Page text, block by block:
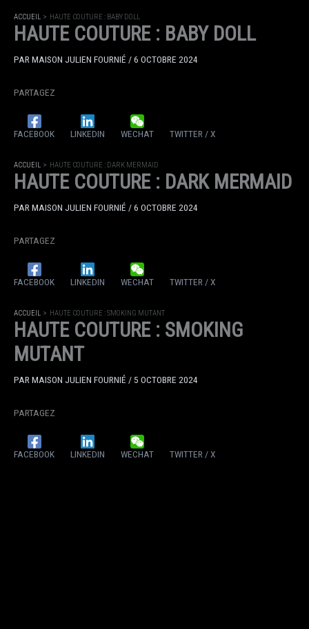
ACCUEIL HAUTE COUTURE : BABY DOLL
HAUTE COUTURE : BABY DOLL
PAR MAISON JULIEN FOURNIÉ /6 OCTOBRE 2024
PARTAGEZ
FACEBOOK LINKEDIN WECHAT TWITTER / X
ACCUEIL HAUTE COUTURE : DARK MERMAID
HAUTE COUTURE : DARK MERMAID
PAR MAISON JULIEN FOURNIÉ /6 OCTOBRE 2024
PARTAGEZ
FACEBOOK LINKEDIN WECHAT TWITTER / X
ACCUEIL HAUTE COUTURE : SMOKING MUTANT
HAUTE COUTURE : SMOKING
MUTANT
PAR MAISON JULIEN FOURNIÉ / 5 OCTOBRE 2024
PARTAGEZ
FACEBOOK LINKEDIN WECHAT TWITTER / X